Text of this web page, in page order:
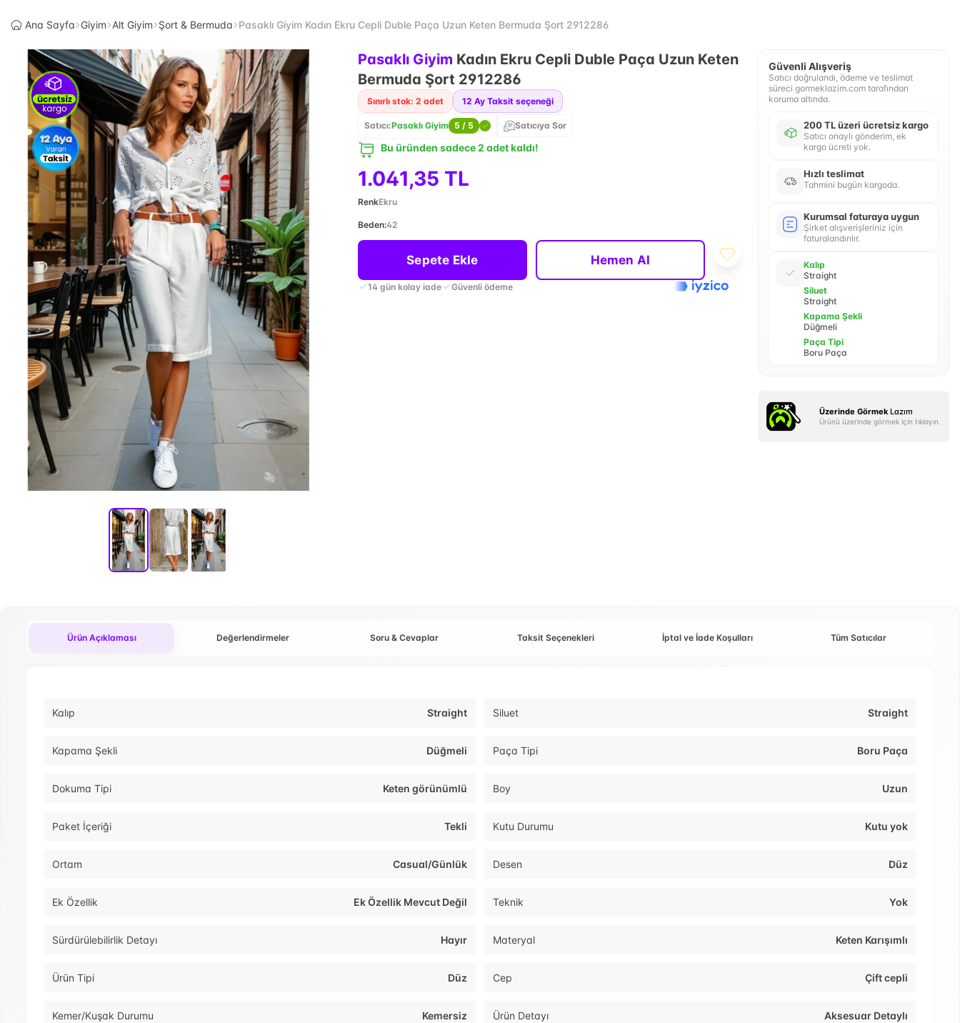
Ana Sayfa Giyim Alt Giyim Şort & Bermuda Pasaklı Giyim Kadın Ekru Cepli Duble Paça Uzun Keten Bermuda Şort 2912286
Pasaklı Giyim Kadın Ekru Cepli Duble Paça Uzun Keten
Bermuda Şort 2912286
Sınırlı stok: 2 adet 12 Ay Taksit seçeneği
Satıcı:Pasaklı Giyim 5 / 5 Satıcıya Sor
Bu üründen sadece 2 adet kaldı!
1.041,35 TL
RenkEkru
Beden:42
Sepete Ekle Hemen Al
14 gün kolay iade Güvenli ödeme
Güvenli Alışveriş
Satıcı doğrulandı, ödeme ve teslimat
süreci gormeklazim.com tarafından
koruma altında.
200 TL üzeri ücretsiz kargo
Satıcı onaylı gönderim, ek
kargo ücreti yok.
Hızlı teslimat
Tahmini bugün kargoda.
Kurumsal faturaya uygun
Şirket alışverişleriniz için
faturalandırılır.
Kalıp
Straight
Siluet
Straight
Kapama Şekli
Düğmeli
Paça Tipi
Boru Paça
Üzerinde Görmek Lazım
Ürünü üzerinde görmek için tıklayın.
Ürün Açıklaması Değerlendirmeler Soru & Cevaplar Taksit Seçenekleri İptal ve İade Koşulları Tüm Satıcılar
Kalıp Straight Siluet Straight
Kapama Şekli Düğmeli Paça Tipi Boru Paça
Dokuma Tipi Keten görünümlü Boy Uzun
Paket İçeriği Tekli Kutu Durumu Kutu yok
Ortam Casual/Günlük Desen Düz
Ek Özellik Ek Özellik Mevcut Değil Teknik Yok
Sürdürülebilirlik Detayı Hayır Materyal Keten Karışımlı
Ürün Tipi Düz Cep Çift cepli
Kemer/Kuşak Durumu Kemersiz Ürün Detayı Aksesuar Detaylı